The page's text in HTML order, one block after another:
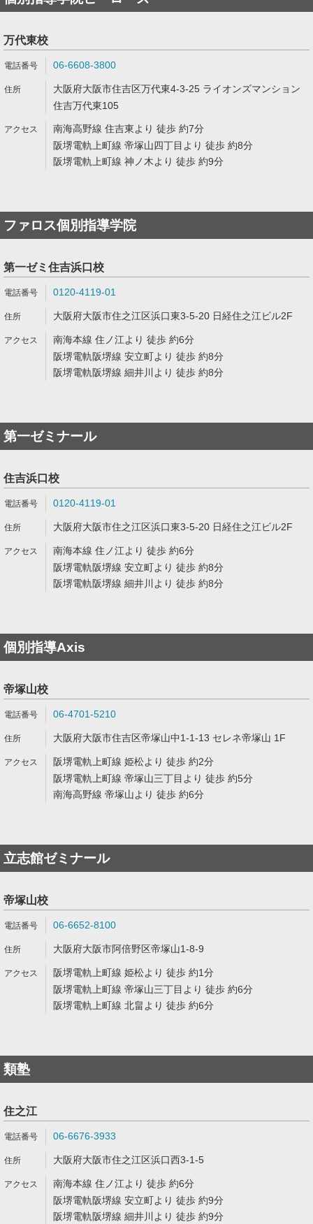
万代東校
06-6608-3800
大阪府大阪市住吉区万代東4-3-25 ライオンズマンション
住吉万代東105
南海高野線 住吉東より 徒歩 約7分
阪堺電軌上町線 帝塚山四丁目より 徒歩 約8分
阪堺電軌上町線 神ノ木より 徒歩 約9分
ファロス個別指導学院
第一ゼミ住吉浜口校
0120-4119-01
大阪府大阪市住之江区浜口東3-5-20 日経住之江ビル2F
南海本線 住ノ江より 徒歩 約6分
阪堺電軌阪堺線 安立町より 徒歩 約8分
阪堺電軌阪堺線 細井川より 徒歩 約8分
第一ゼミナール
住吉浜口校
0120-4119-01
大阪府大阪市住之江区浜口東3-5-20 日経住之江ビル2F
南海本線 住ノ江より 徒歩 約6分
阪堺電軌阪堺線 安立町より 徒歩 約8分
阪堺電軌阪堺線 細井川より 徒歩 約8分
個別指導Axis
帝塚山校
06-4701-5210
大阪府大阪市住吉区帝塚山中1-1-13 セレネ帝塚山 1F
阪堺電軌上町線 姫松より 徒歩 約2分
阪堺電軌上町線 帝塚山三丁目より 徒歩 約5分
南海高野線 帝塚山より 徒歩 約6分
立志館ゼミナール
帝塚山校
06-6652-8100
大阪府大阪市阿倍野区帝塚山1-8-9
阪堺電軌上町線 姫松より 徒歩 約1分
阪堺電軌上町線 帝塚山三丁目より 徒歩 約6分
阪堺電軌上町線 北畠より 徒歩 約6分
類塾
住之江
06-6676-3933
大阪府大阪市住之江区浜口西3-1-5
南海本線 住ノ江より 徒歩 約6分
阪堺電軌阪堺線 安立町より 徒歩 約9分
阪堺電軌阪堺線 細井川より 徒歩 約9分